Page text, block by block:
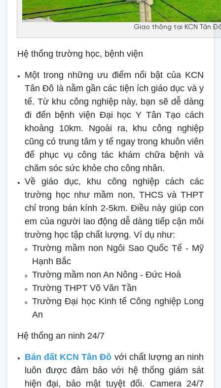
Giao thông tại KCN Tân
Hệ thống trường học, bệnh viện
Một trong những ưu điểm nổi bật của KCN
Tân Đô là nằm gần các tiện ích giáo dục và y
tế. Từ khu công nghiệp này, bạn sẽ dễ dàng
đi đến bệnh viện Đại học Y Tân Tạo cách
khoảng 10km. Ngoài ra, khu công nghiệp
cũng có trung tâm y tế ngay trong khuôn viên
để phục vụ công tác khám chữa bệnh và
chăm sóc sức khỏe cho công nhân.
Về giáo dục, khu công nghiệp cách các
trường học như mầm non, THCS và THPT
chỉ trong bán kính 2-5km. Điều này giúp con
em của người lao động dễ dàng tiếp cận môi
trường học tập chất lượng. Ví dụ như:
Trường mầm non Ngôi Sao Quốc Tế - Mỹ
Hạnh Bắc
Trường mầm non An Nông - Đức Hoà
Trường THPT Võ Văn Tần
Trường Đại học Kinh tế Công nghiệp Long
An
Hệ thống an ninh 24/7
Bán đất KCN Tân Đô với chất lượng an ninh
luôn được đảm bảo với hệ thống giám sát
hiện đại, bảo mật tuyệt đối. Camera 24/7